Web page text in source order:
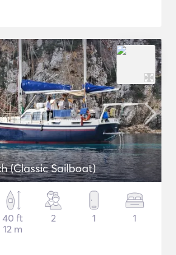
(Classic Sailboat)
40 ft
12 m
2 1 1